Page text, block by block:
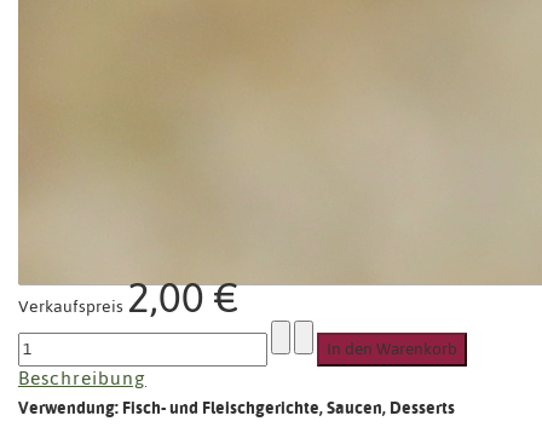
Verkaufspreis2,00 €
Beschreibung
Verwendung: Fisch- und Fleischgerichte, Saucen, Desserts